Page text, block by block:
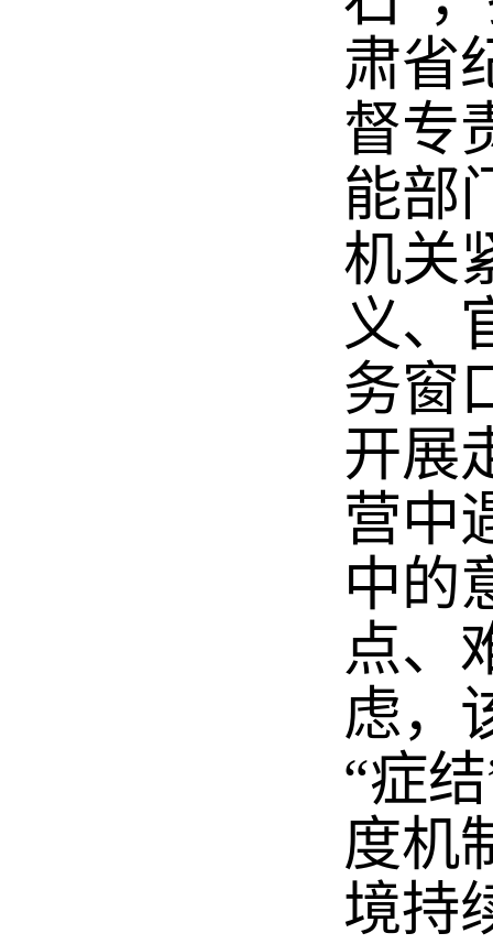
肃省
督专
能部
机关
义、
务窗
开展
营中
中的
点、
虑，
“症
度机
境持